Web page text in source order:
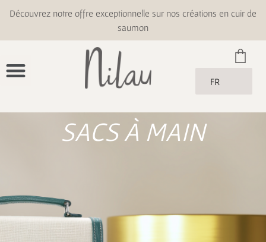
Découvrez notre offre exceptionnelle sur nos créations en cuir de
saumon
FR
SACS À MAIN